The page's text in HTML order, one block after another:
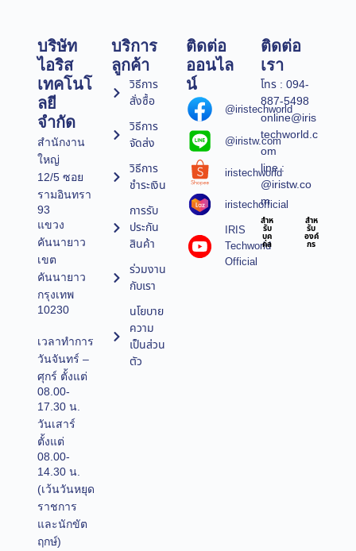
บริษัท
ไอริส
เทคโนโ
ลยี
จำกัด
สำนักงาน
ใหญ่
12/5 ซอย
รามอินทรา
93
แขวง
คันนายาว
เขต
คันนายาว
กรุงเทพ
10230
เวลาทำการ
วันจันทร์ –
ศุกร์ ตั้งแต่
08.00-
17.30 น.
วันเสาร์
ตั้งแต่
08.00-
14.30 น.
(เว้นวันหยุด
ราชการ
และนักขัต
ฤกษ์)
บริการ
ลูกค้า
วิธีการ
สั่งซื้อ
วิธีการ
จัดส่ง
วิธีการ
ชำระเงิน
การรับ
ประกัน
สินค้า
ร่วมงาน
กับเรา
นโยบาย
ความ
เป็นส่วน
ตัว
ติดต่อ
ออนไล
น์
@iristechworld
@iristw.com
iristechworld
iristechofficial
IRIS
Techworld
Official
ติดต่อ
เรา
โทร : 094-
887-5498
online@iris
techworld.c
om
line :
@iristw.co
m
สำห
รับ
บุค
คล
สำห
รับ
องค์
กร